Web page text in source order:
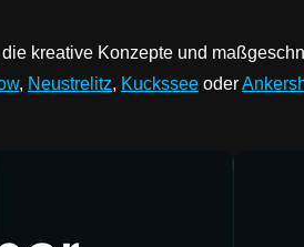
kreative Konzepte und
, Neustrelitz, Kuckssee oder